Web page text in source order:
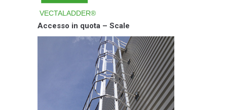
VECTALADDER®
Accesso in quota – Scale